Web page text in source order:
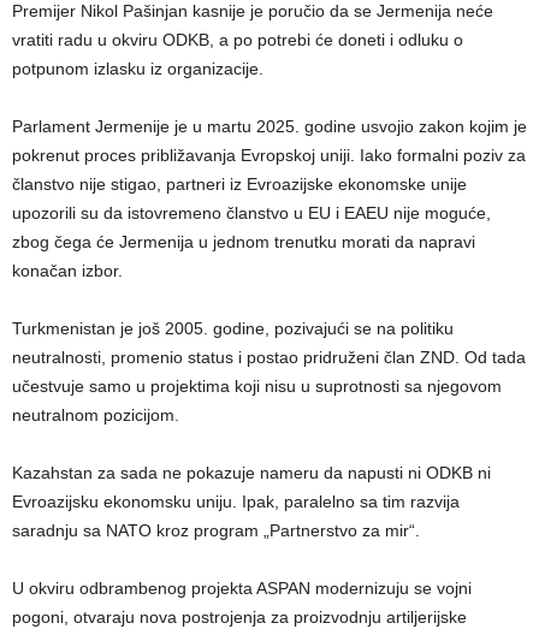
Premijer Nikol Pašinjan kasnije je poručio da se Jermenija neće
vratiti radu u okviru ODKB, a po potrebi će doneti i odluku o
potpunom izlasku iz organizacije.
Parlament Jermenije je u martu 2025. godine usvojio zakon kojim je
pokrenut proces približavanja Evropskoj uniji. Iako formalni poziv za
članstvo nije stigao, partneri iz Evroazijske ekonomske unije
upozorili su da istovremeno članstvo u EU i EAEU nije moguće,
zbog čega će Jermenija u jednom trenutku morati da napravi
konačan izbor.
Turkmenistan je još 2005. godine, pozivajući se na politiku
neutralnosti, promenio status i postao pridruženi član ZND. Od tada
učestvuje samo u projektima koji nisu u suprotnosti sa njegovom
neutralnom pozicijom.
Kazahstan za sada ne pokazuje nameru da napusti ni ODKB ni
Evroazijsku ekonomsku uniju. Ipak, paralelno sa tim razvija
saradnju sa NATO kroz program „Partnerstvo za mir“.
U okviru odbrambenog projekta ASPAN modernizuju se vojni
pogoni, otvaraju nova postrojenja za proizvodnju artiljerijske